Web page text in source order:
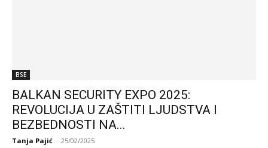
BSE
BALKAN SECURITY EXPO 2025:
REVOLUCIJA U ZAŠTITI LJUDSTVA I
BEZBEDNOSTI NA...
Tanja Pajić - 25/02/2025